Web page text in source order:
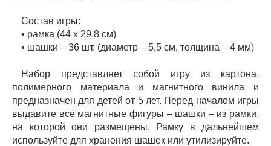
Состав игры:
• рамка (44 х 29,8 см)
• шашки – 36 шт. (диаметр – 5,5 см, толщина – 4 мм)
Набор представляет собой игру из картона,
полимерного материала и магнитного винила и
предназначен для детей от 5 лет. Перед началом игры
выдавите все магнитные фигуры – шашки – из рамки,
на которой они размещены. Рамку в дальнейшем
используйте для хранения шашек или утилизируйте.